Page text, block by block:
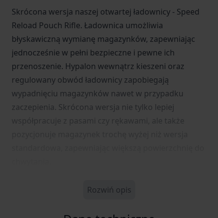
Skrócona wersja naszej otwartej ładownicy - Speed
Reload Pouch Rifle. Ładownica umożliwia
błyskawiczną wymianę magazynków, zapewniając
jednocześnie w pełni bezpieczne i pewne ich
przenoszenie. Hypalon wewnątrz kieszeni oraz
regulowany obwód ładownicy zapobiegają
wypadnięciu magazynków nawet w przypadku
zaczepienia. Skrócona wersja nie tylko lepiej
współpracuje z pasami czy rękawami, ale także
Rozwiń opis